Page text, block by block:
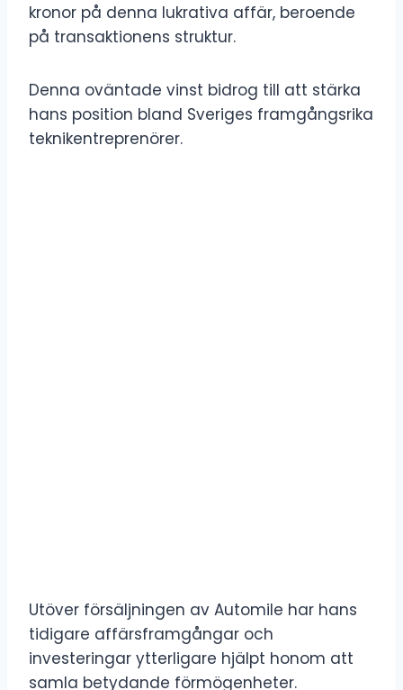
kronor på denna lukrativa affär, beroende
på transaktionens struktur.
Denna oväntade vinst bidrog till att stärka
hans position bland Sveriges framgångsrika
teknikentreprenörer.
Utöver försäljningen av Automile har hans
tidigare affärsframgångar och
investeringar ytterligare hjälpt honom att
samla betydande förmögenheter.